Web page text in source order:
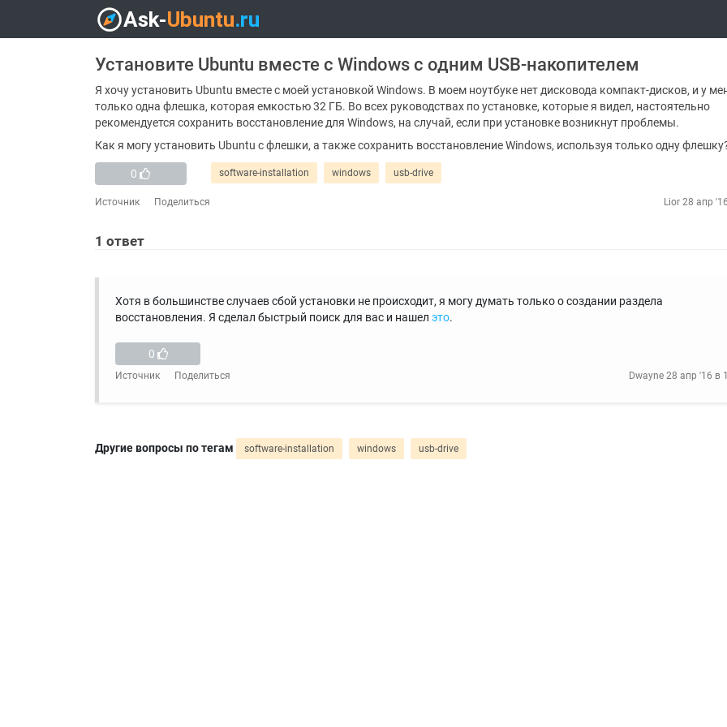
Установите Ubuntu вместе с Windows с одним USB-накопителем
Я хочу установить Ubuntu вместе с моей установкой Windows. В моем ноутбуке нет дисковода компакт-дисков, и у
только одна флешка, которая емкостью 32 ГБ. Во всех руководствах по установке, которые я видел, настоятельно
рекомендуется сохранить восстановление для Windows, на случай, если при установке возникнут проблемы.
Как я могу установить Ubuntu с флешки, а также сохранить восстановление Windows, используя только одну
0 software-installation windows usb-drive
Источник Поделиться Lior 28 апр
1 ответ
Хотя в большинстве случаев сбой установки не происходит, я могу думать только о создании раздела
восстановления. Я сделал быстрый поиск для вас и нашел это.
0
Источник Поделиться Dwayne 28 апр '16 в
Другие вопросы по тегам software-installation windows usb-drive